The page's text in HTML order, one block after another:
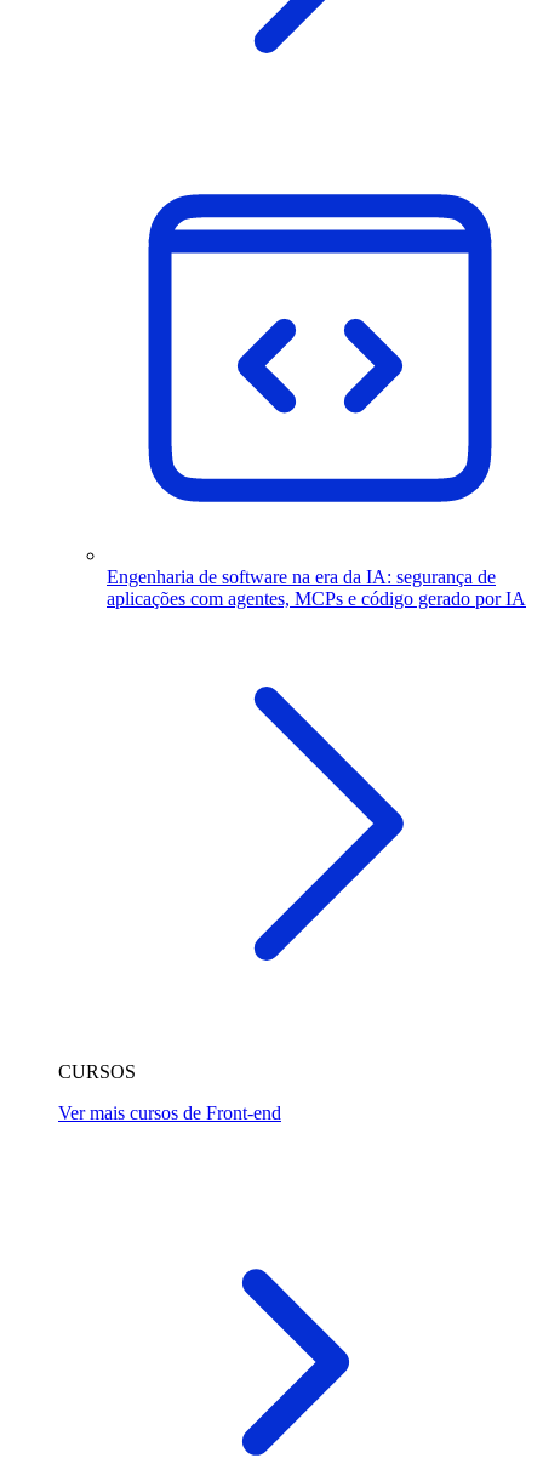
Engenharia de software na era da IA: segurança de
aplicações com agentes, MCPs e código gerado por IA
CURSOS
Ver mais cursos de Front-end